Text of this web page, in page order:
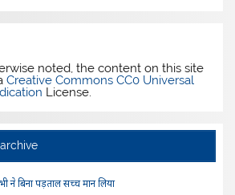
noted, the content on this site
Creative Commons CC0 Universal
License.
ने बिना पड़ताल सच्च मान लिया